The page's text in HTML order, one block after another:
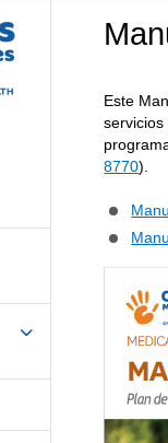
Este
8770).